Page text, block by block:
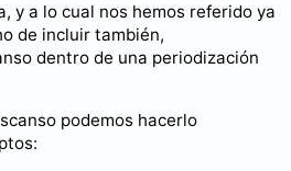
y a lo cual nos hemos referido ya
de incluir también,
dentro de una periodización
podemos hacerlo